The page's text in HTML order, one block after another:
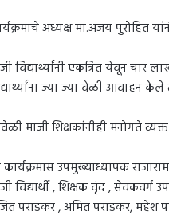
अध्यक्ष मा.अजय पुरोहित
विद्यार्थ्यांनी एकत्रित येवून
ज्या ज्या वेळी आवाहन
माजी शिक्षकांनीही मनोगते
कार्यक्रमास उपमुख्याध्यापक
विद्यार्थी , शिक्षक वृंद , सेवकवर्ग
पराडकर , अमित पराडकर, महेश